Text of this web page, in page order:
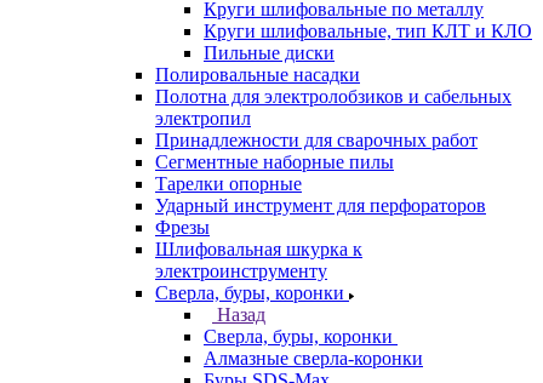
Круги шлифовальные по металлу
Круги шлифовальные, тип КЛТ и КЛО
Пильные диски
Полировальные насадки
Полотна для электролобзиков и сабельных
электропил
Принадлежности для сварочных работ
Сегментные наборные пилы
Тарелки опорные
Ударный инструмент для перфораторов
Фрезы
Шлифовальная шкурка к
электроинструменту
Сверла, буры, коронки
Назад
Сверла, буры, коронки
Алмазные сверла-коронки